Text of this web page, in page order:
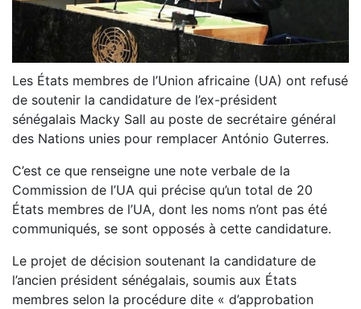
Les États membres de l’Union africaine (UA) ont refusé
de soutenir la candidature de l’ex-président
sénégalais Macky Sall au poste de secrétaire général
des Nations unies pour remplacer António Guterres.
C’est ce que renseigne une note verbale de la
Commission de l’UA qui précise qu’un total de 20
États membres de l’UA, dont les noms n’ont pas été
communiqués, se sont opposés à cette candidature.
Le projet de décision soutenant la candidature de
l’ancien président sénégalais, soumis aux États
membres selon la procédure dite « d’approbation